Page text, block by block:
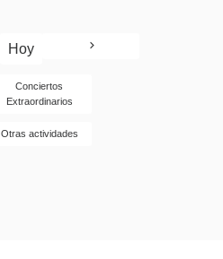
Hoy
Conciertos
Extraordinarios
Otras actividades